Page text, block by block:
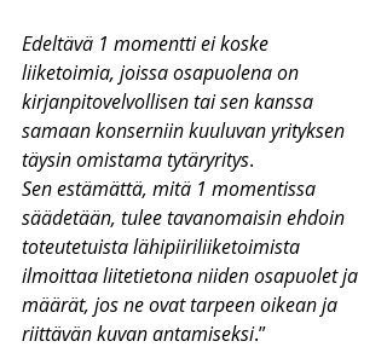
Edeltävä 1 momentti ei koske
liiketoimia, joissa osapuolena on
kirjanpitovelvollisen tai sen kanssa
samaan konserniin kuuluvan yrityksen
täysin omistama tytäryritys.
Sen estämättä, mitä 1 momentissa
säädetään, tulee tavanomaisin ehdoin
toteutetuista lähipiiriliiketoimista
ilmoittaa liitetietona niiden osapuolet ja
määrät, jos ne ovat tarpeen oikean ja
riittävän kuvan antamiseksi.”